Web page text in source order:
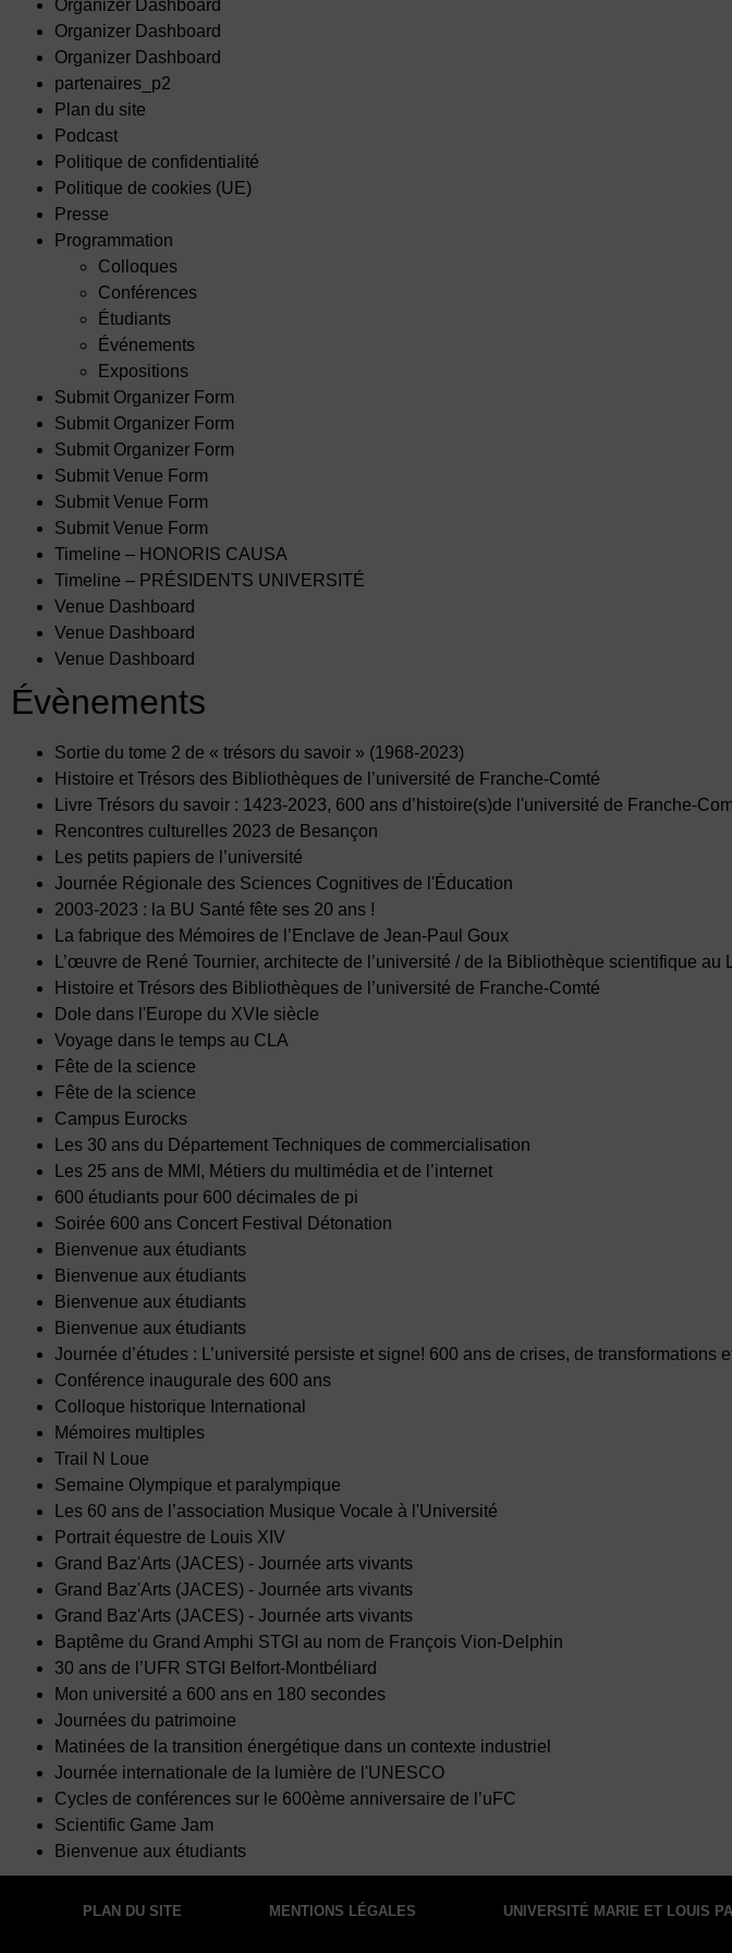
Organizer Dashboard
Organizer Dashboard
Organizer Dashboard
partenaires_p2
Plan du site
Podcast
Politique de confidentialité
Politique de cookies (UE)
Presse
Programmation
Colloques
Conférences
Étudiants
Événements
Expositions
Submit Organizer Form
Submit Organizer Form
Submit Organizer Form
Submit Venue Form
Submit Venue Form
Submit Venue Form
Timeline – HONORIS CAUSA
Timeline – PRÉSIDENTS UNIVERSITÉ
Venue Dashboard
Venue Dashboard
Venue Dashboard
Évènements
Sortie du tome 2 de « trésors du savoir » (1968-2023)
Histoire et Trésors des Bibliothèques de l’université de Franche-Comté
Livre Trésors du savoir : 1423-2023, 600 ans d’histoire(s)de l'université de Franche-
Rencontres culturelles 2023 de Besançon
Les petits papiers de l’université
Journée Régionale des Sciences Cognitives de l'Éducation
2003-2023 : la BU Santé fête ses 20 ans !
La fabrique des Mémoires de l’Enclave de Jean-Paul Goux
L’œuvre de René Tournier, architecte de l’université / de la Bibliothèque scientifique
Histoire et Trésors des Bibliothèques de l’université de Franche-Comté
Dole dans l'Europe du XVIe siècle
Voyage dans le temps au CLA
Fête de la science
Fête de la science
Campus Eurocks
Les 30 ans du Département Techniques de commercialisation
Les 25 ans de MMI, Métiers du multimédia et de l’internet
600 étudiants pour 600 décimales de pi
Soirée 600 ans Concert Festival Détonation
Bienvenue aux étudiants
Bienvenue aux étudiants
Bienvenue aux étudiants
Bienvenue aux étudiants
Journée d’études : L’université persiste et signe! 600 ans de crises, de transformations
Conférence inaugurale des 600 ans
Colloque historique International
Mémoires multiples
Trail N Loue
Semaine Olympique et paralympique
Les 60 ans de l’association Musique Vocale à l'Université
Portrait équestre de Louis XIV
Grand Baz'Arts (JACES) - Journée arts vivants
Grand Baz'Arts (JACES) - Journée arts vivants
Grand Baz'Arts (JACES) - Journée arts vivants
Baptême du Grand Amphi STGI au nom de François Vion-Delphin
30 ans de l’UFR STGI Belfort-Montbéliard
Mon université a 600 ans en 180 secondes
Journées du patrimoine
Matinées de la transition énergétique dans un contexte industriel
Journée internationale de la lumière de l'UNESCO
Cycles de conférences sur le 600ème anniversaire de l’uFC
Scientific Game Jam
Bienvenue aux étudiants
PLAN DU SITE MENTIONS LÉGALES UNIVERSITÉ MARIE ET LOUIS